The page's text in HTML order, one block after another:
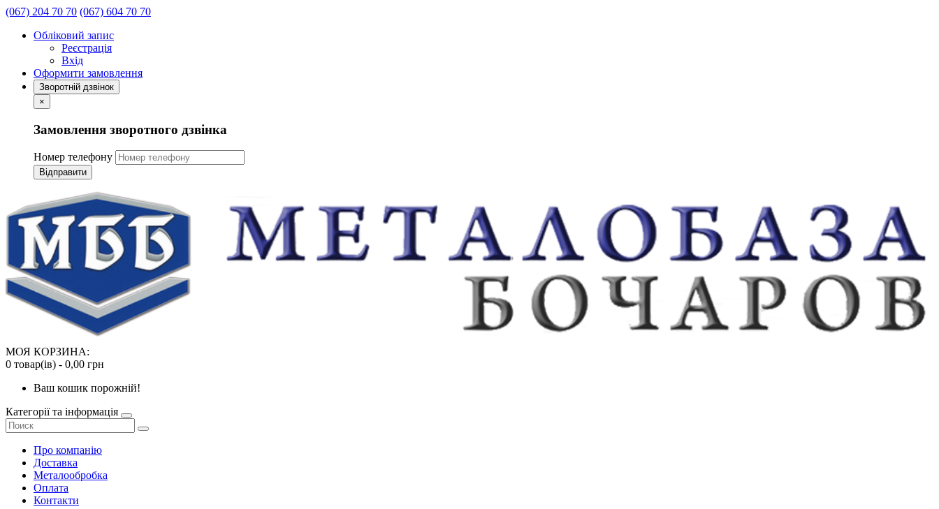
(067) 204 70 70 (067) 604 70 70
Обліковий запис
Реєстрація
Вхід
Оформити замовлення
Зворотній дзвінок
×
Замовлення зворотного дзвінка
Номер телефону
Відправити
МОЯ КОРЗИНА:
0 товар(ів) - 0,00 грн
Ваш кошик порожній!
Категорії та інформація
Про компанію
Доставка
Металообробка
Оплата
Контакти